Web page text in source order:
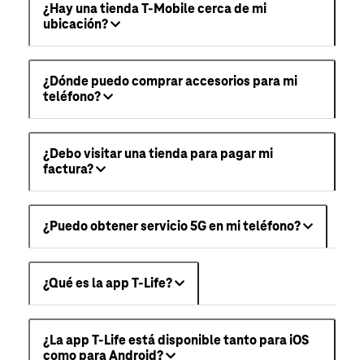
¿Hay una tienda T-Mobile cerca de mi
ubicación?
¿Dónde puedo comprar accesorios para mi
teléfono?
¿Debo visitar una tienda para pagar mi
factura?
¿Puedo obtener servicio 5G en mi teléfono?
¿Qué es la app T-Life?
¿La app T-Life está disponible tanto para iOS
como para Android?